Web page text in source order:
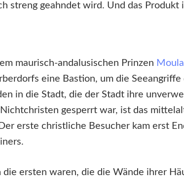
streng geahndet wird. Und das
maurisch-andalusischen Prinzen
eine Bastion, um die
in die Stadt, die der Stadt ihre
gesperrt war, ist das
erste christliche Besucher kam erst
ersten waren, die die Wände ihrer